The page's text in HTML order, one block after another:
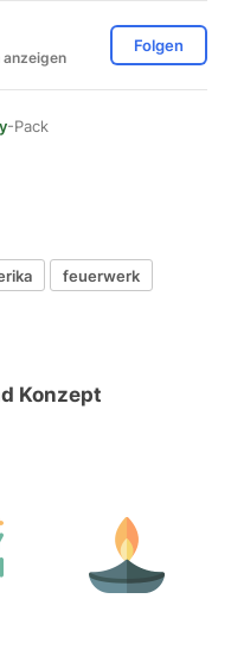
Folgen
-Pack
feuerwerk
Konzept